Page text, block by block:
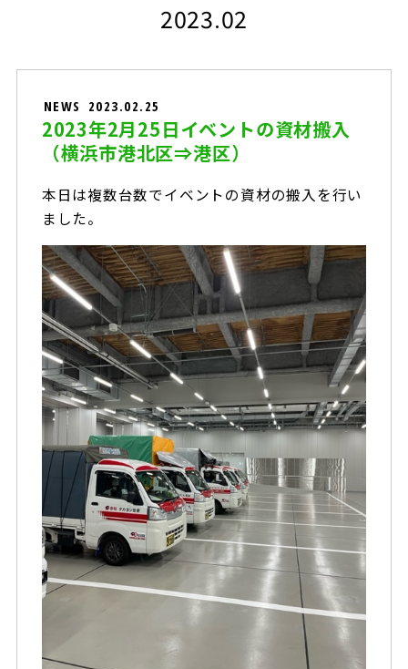
2023.02
NEWS 2023.02.25
2023年2月25日イベントの資材搬入
（横浜市港北区⇒港区）
本日は複数台数でイベントの資材の搬入を行い
ました。